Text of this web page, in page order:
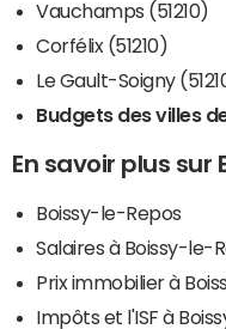
Vauchamps (51210)
Corfélix (51210)
Le Gault-Soigny
Budgets des villes
En savoir plus sur
Boissy-le-Repos
Salaires à Boissy-le-
Prix immobilier à
Impôts et l'ISF à